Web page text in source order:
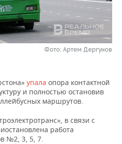
Фото: Артем Дергунов
упала опора контактной
и полностью остановив
маршрутов.
в связи с
работа
№2, 3, 5, 7.